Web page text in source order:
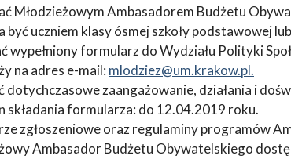
Młodzieżowym Ambasadorem Budżetu
być uczniem klasy ósmej szkoły podstawowej
wypełniony formularz do Wydziału Polityki
na adres e-mail: mlodziez@um.krakow.pl.
dotychczasowe zaangażowanie, działania i
składania formularza: do 12.04.2019 roku.
zgłoszeniowe oraz regulaminy programów
Ambasador Budżetu Obywatelskiego